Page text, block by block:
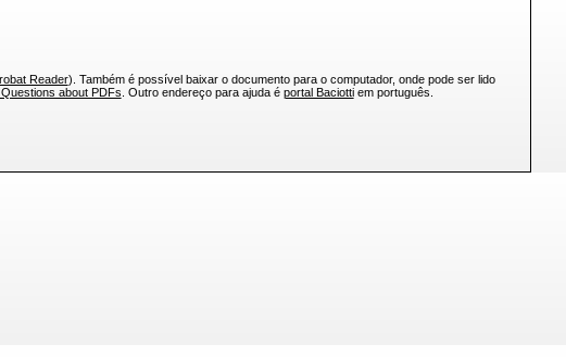
Reader). Também é possível baixar o documento para o computador, onde pode ser lido
about PDFs . Outro endereço para ajuda é portal Baciottiem português.